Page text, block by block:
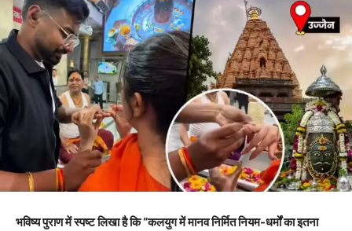
भविष्य पुराण में स्पष्ट लिखा है कि “कलयुग में मानव निर्मित नियम-धर्मों का इतना